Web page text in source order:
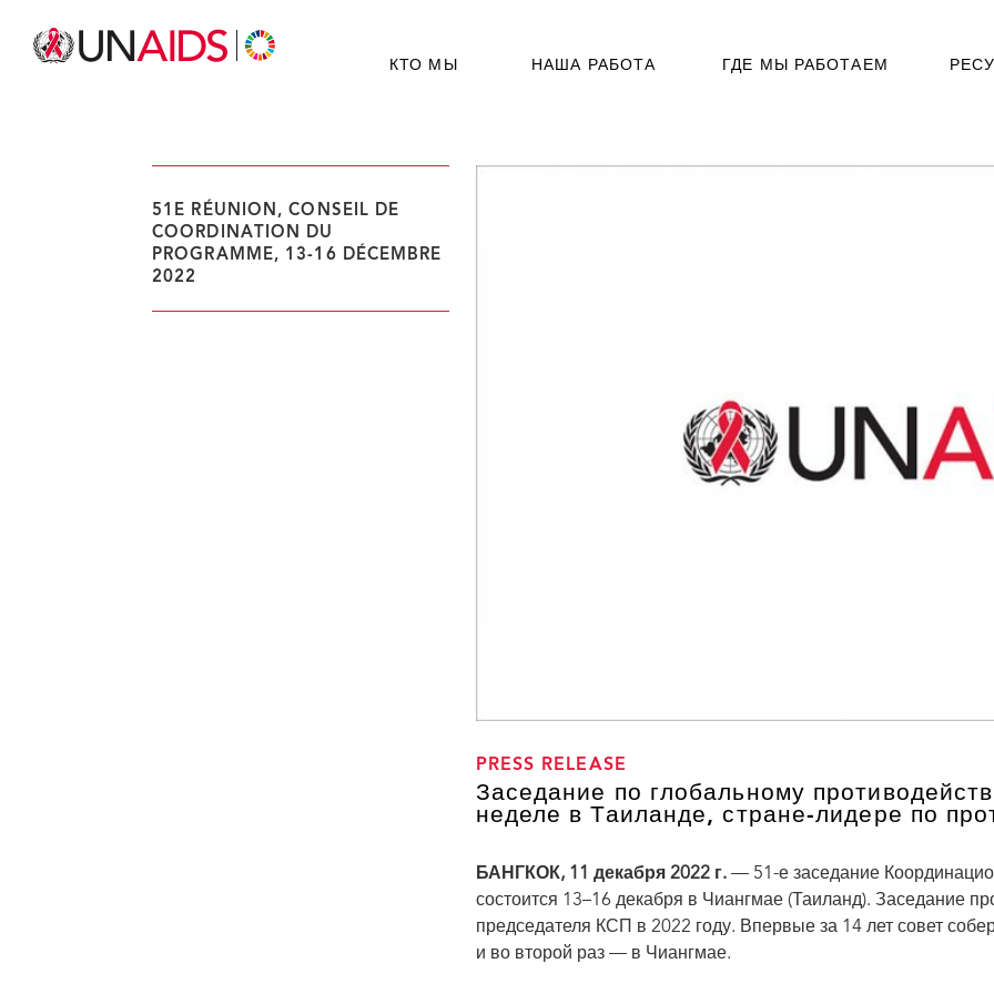
КТО МЫ НАША РАБОТА ГДЕ МЫ РАБОТАЕМ
PRESS RELEASE
Заседание по глобальному
неделе в Таиланде, стране-лидере по
БАНГКОК, 11 декабря 2022 г.— 51-е заседание
состоится 13–16 декабря в Чиангмае (Таиланд). Заседание
председателя КСП в 2022 году. Впервые за 14 лет совет
и во второй раз — в Чиангмае.
51E RÉUNION, CONSEIL DE
COORDINATION DU
PROGRAMME, 13-16 DÉCEMBRE
2022